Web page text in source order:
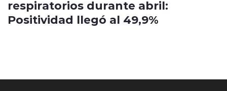
respiratorios durante abril:
Positividad llegó al 49,9%